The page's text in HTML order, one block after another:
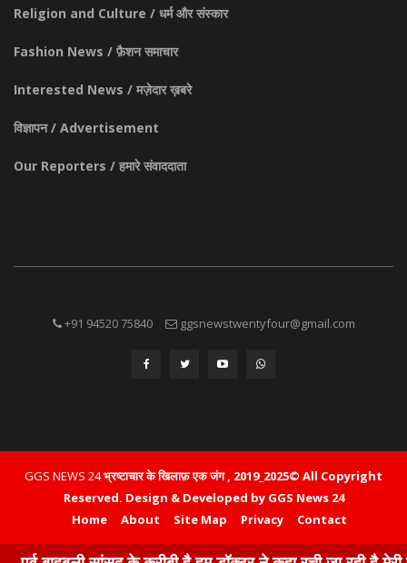
Religion and Culture / धर्म और संस्कार
Fashion News / फ़ैशन समाचार
Interested News / मज़ेदार ख़बरे
विज्ञापन / Advertisement
Our Reporters / हमारे संवाददाता
+91 94520 75840 ggsnewstwentyfour@gmail.com
GGS NEWS 24भ्रष्टाचार के खिलाफ़ एक जंग , 2019_2025© All Copyright
Reserved. Design & Developed by GGS News 24
Home
About Site Map Privacy Contact